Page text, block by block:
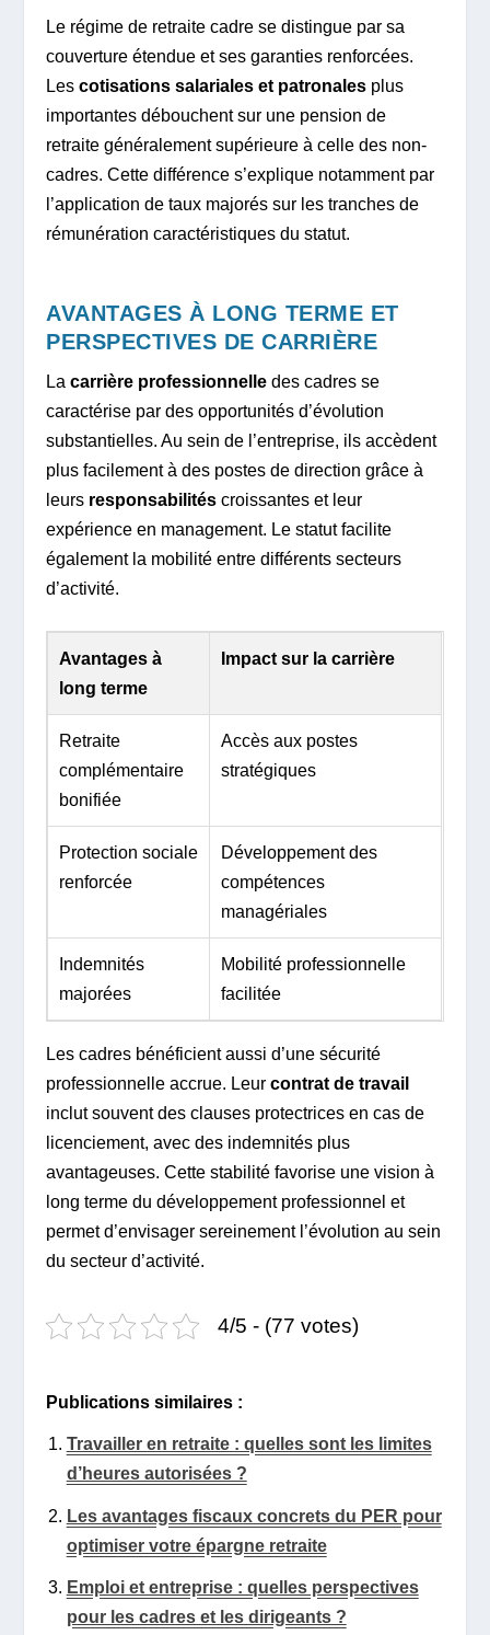
Le régime de retraite cadre se distingue par sa
couverture étendue et ses garanties renforcées.
Lescotisations salariales et patronales plus
importantes débouchent sur une pension de
retraite généralement supérieure à celle des non-
cadres. Cette différence s’explique notamment par
l’application de taux majorés sur les tranches de
rémunération caractéristiques du statut.
AVANTAGES À LONG TERME ET
PERSPECTIVES DE CARRIÈRE
Lacarrière professionnelle des cadres se
caractérise par des opportunités d’évolution
substantielles. Au sein de l’entreprise, ils accèdent
plus facilement à des postes de direction grâce à
leurs responsabilités croissantes et leur
expérience en management. Le statut facilite
également la mobilité entre différents secteurs
d’activité.
Avantages à
long terme
Impact sur la carrière
Retraite
complémentaire
bonifiée
Accès aux postes
stratégiques
Protection sociale
renforcée
Développement des
compétences
managériales
Indemnités
majorées
Mobilité professionnelle
facilitée
Les cadres bénéficient aussi d’une sécurité
professionnelle accrue. Leurcontrat de travail
inclut souvent des clauses protectrices en cas de
licenciement, avec des indemnités plus
avantageuses. Cette stabilité favorise une vision à
long terme du développement professionnel et
permet d’envisager sereinement l’évolution au sein
du secteur d’activité.
4/5 - (77 votes)
Publications similaires :
Travailler en retraite : quelles sont les limites
d’heures autorisées ?
Les avantages fiscaux concrets du PER pour
optimiser votre épargne retraite
Emploi et entreprise : quelles perspectives
pour les cadres et les dirigeants ?